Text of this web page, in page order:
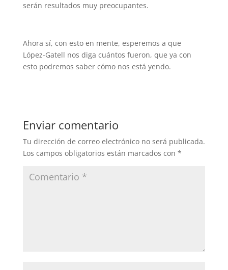
serán resultados muy preocupantes.
Ahora sí, con esto en mente, esperemos a que
López-Gatell nos diga cuántos fueron, que ya con
esto podremos saber cómo nos está yendo.
Enviar comentario
Tu dirección de correo electrónico no será publicada.
Los campos obligatorios están marcados con *